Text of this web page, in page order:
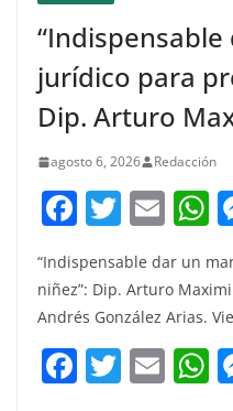
jurídico para
Dip. Arturo
agosto 6, 2026 Redacción
F
c
e
b
o
T
w
itt
er
E
ai
l s
A
p
“Indispensable dar un
niñez”: Dip. Arturo
Andrés González Arias.
F T E